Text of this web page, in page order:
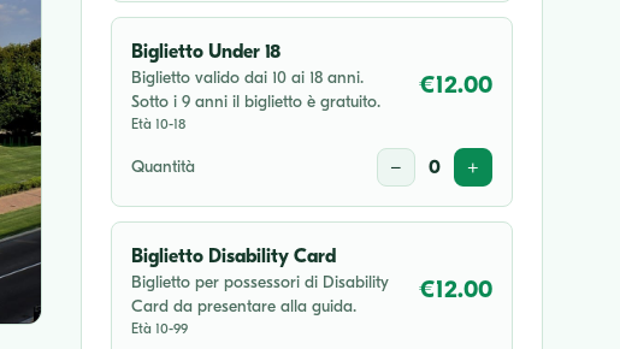
Biglietto Under 18
Biglietto valido dai 10 ai 18 anni.
Sotto i 9 anni il biglietto è gratuito.
Età 10-18
€12.00
Quantità − 0 +
Biglietto Disability Card
Biglietto per possessori di Disability
Card da presentare alla guida.
Età 10-99
€12.00